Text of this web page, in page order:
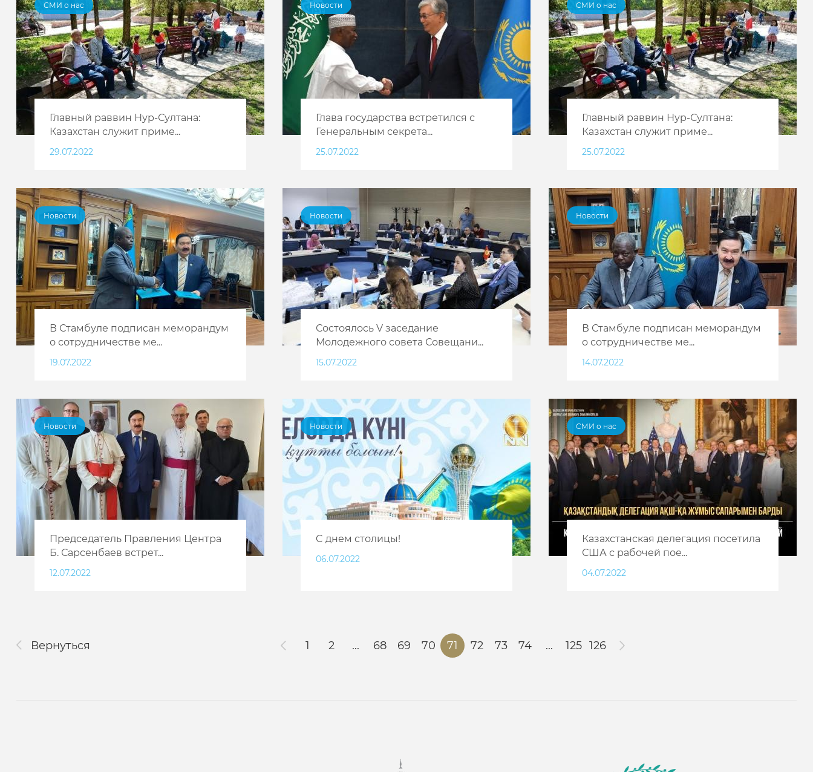
СМИ о нас
Главный раввин Нур-Султана:
Казахстан служит приме...
29.07.2022
Новости
Глава государства встретился с
Генеральным секрета...
25.07.2022
СМИ о нас
Главный раввин Нур-Султана:
Казахстан служит приме...
25.07.2022
Новости
В Стамбуле подписан меморандум
о сотрудничестве ме...
19.07.2022
Новости
Состоялось V заседание
Молодежного совета Совещани...
15.07.2022
Новости
В Стамбуле подписан меморандум
о сотрудничестве ме...
14.07.2022
Новости
Председатель Правления Центра
Б. Сарсенбаев встрет...
12.07.2022
Новости
C днем столицы!
06.07.2022
СМИ о нас
Казахстанская делегация посетила
США с рабочей пое...
04.07.2022
Вернуться 1 2 ... 68 69 70 71 72 73 74 ... 125 126